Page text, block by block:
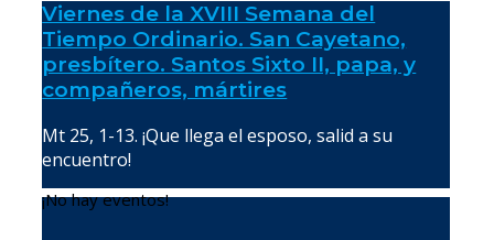
Viernes de la XVIII Semana del
Tiempo Ordinario. San Cayetano,
presbítero. Santos Sixto II, papa, y
compañeros, mártires
Mt 25, 1-13. ¡Que llega el esposo, salid a su
encuentro!
¡No hay eventos!